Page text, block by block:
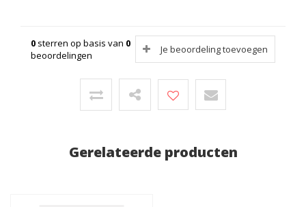
0 sterren op basis van 0
beoordelingen
Je beoordeling toevoegen
Gerelateerde producten